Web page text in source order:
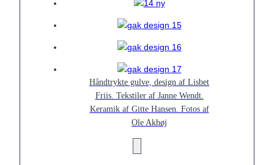
Håndtrykte gulve, design af Lisbet
Friis. Tekstiler af Janne Wendt.
Keramik af Gitte Hansen. Fotos af
Ole Akhøj